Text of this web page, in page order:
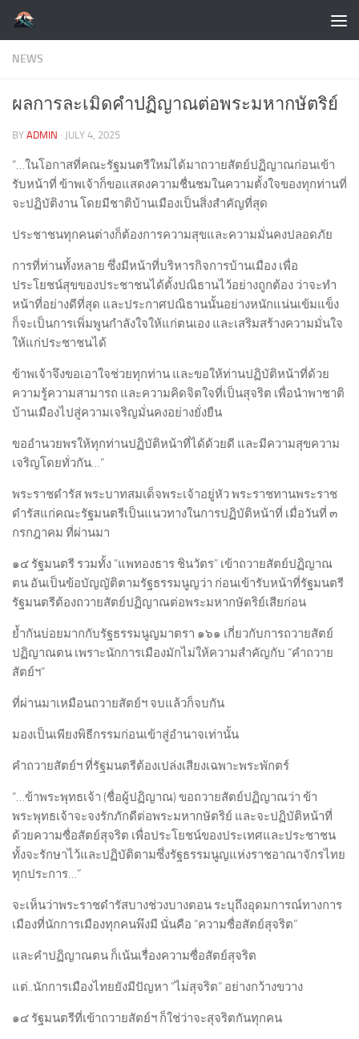
Skip to content
NEWS
ผลการละเมิดคำปฏิญาณต่อพระมหากษัตริย์
BY ADMIN · JULY 4, 2025
“…ในโอกาสที่คณะรัฐมนตรีใหม่ได้มาถวายสัตย์ปฏิญาณก่อนเข้า
รับหน้าที่ ข้าพเจ้าก็ขอแสดงความชื่นชมในความตั้งใจของทุกท่านที่
จะปฏิบัติงาน โดยมีชาติบ้านเมืองเป็นสิ่งสำคัญที่สุด
ประชาชนทุกคนต่างก็ต้องการความสุขและความมั่นคงปลอดภัย
การที่ท่านทั้งหลาย ซึ่งมีหน้าที่บริหารกิจการบ้านเมือง เพื่อ
ประโยชน์สุขของประชาชนได้ตั้งปณิธานไว้อย่างถูกต้อง ว่าจะทำ
หน้าที่อย่างดีที่สุด และประกาศปณิธานนั้นอย่างหนักแน่นเข้มแข็ง
ก็จะเป็นการเพิ่มพูนกำลังใจให้แก่ตนเอง และเสริมสร้างความมั่นใจ
ให้แก่ประชาชนได้
ข้าพเจ้าจึงขอเอาใจช่วยทุกท่าน และขอให้ท่านปฏิบัติหน้าที่ด้วย
ความรู้ความสามารถ และความคิดจิตใจที่เป็นสุจริต เพื่อนำพาชาติ
บ้านเมืองไปสู่ความเจริญมั่นคงอย่างยั่งยืน
ขออำนวยพรให้ทุกท่านปฏิบัติหน้าที่ได้ด้วยดี และมีความสุขความ
เจริญโดยทั่วกัน…”
พระราชดำรัส พระบาทสมเด็จพระเจ้าอยู่หัว พระราชทานพระราช
ดำรัสแก่คณะรัฐมนตรีเป็นแนวทางในการปฏิบัติหน้าที่ เมื่อวันที่ ๓
กรกฎาคม ที่ผ่านมา
๑๔ รัฐมนตรี รวมทั้ง “แพทองธาร ชินวัตร” เข้าถวายสัตย์ปฏิญาณ
ตน อันเป็นข้อบัญญัติตามรัฐธรรมนูญว่า ก่อนเข้ารับหน้าที่รัฐมนตรี
รัฐมนตรีต้องถวายสัตย์ปฏิญาณต่อพระมหากษัตริย์เสียก่อน
ย้ำกันบ่อยมากกับรัฐธรรมนูญมาตรา ๑๖๑ เกี่ยวกับการถวายสัตย์
ปฏิญาณตน เพราะนักการเมืองมักไม่ให้ความสำคัญกับ “คำถวาย
สัตย์ฯ”
ที่ผ่านมาเหมือนถวายสัตย์ฯ จบแล้วก็จบกัน
มองเป็นเพียงพิธีกรรมก่อนเข้าสู่อำนาจเท่านั้น
คำถวายสัตย์ฯ ที่รัฐมนตรีต้องเปล่งเสียงเฉพาะพระพักตร์
“…ข้าพระพุทธเจ้า (ชื่อผู้ปฏิญาณ) ขอถวายสัตย์ปฏิญาณว่า ข้า
พระพุทธเจ้าจะจงรักภักดีต่อพระมหากษัตริย์ และจะปฏิบัติหน้าที่
ด้วยความซื่อสัตย์สุจริต เพื่อประโยชน์ของประเทศและประชาชน
ทั้งจะรักษาไว้และปฏิบัติตามซึ่งรัฐธรรมนูญแห่งราชอาณาจักรไทย
ทุกประการ…”
จะเห็นว่าพระราชดำรัสบางช่วงบางตอน ระบุถึงอุดมการณ์ทางการ
เมืองที่นักการเมืองทุกคนพึงมี นั่นคือ “ความซื่อสัตย์สุจริต”
และคำปฏิญาณตน ก็เน้นเรื่องความซื่อสัตย์สุจริต
แต่..นักการเมืองไทยยังมีปัญหา “ไม่สุจริต” อย่างกว้างขวาง
๑๔ รัฐมนตรีที่เข้าถวายสัตย์ฯ ก็ใช่ว่าจะสุจริตกันทุกคน